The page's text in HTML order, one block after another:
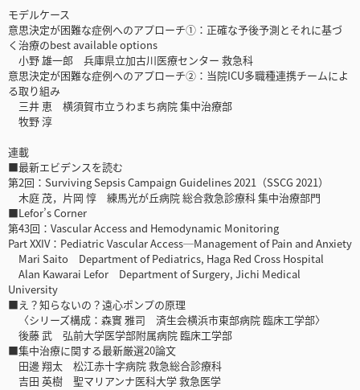
モデルケース
意思決定が困難な症例へのアプローチ①：正確な予後予測とそれに基づ
く治療のbest available options
小野 雄一郎 兵庫県立加古川医療センター 救急科
意思決定が困難な症例へのアプローチ②：当院ICU多職種連携チームによ
る取り組み
三井 恵 横須賀市立うわまち病院 集中治療部
牧野 淳
連載
■最新エビデンスを読む
第2回：Surviving Sepsis Campaign Guidelines 2021（SSCG 2021）
木庭 茂，片岡 惇 練馬光が丘病院 総合救急診療科 集中治療部門
■Lefor’s Corner
第43回：Vascular Access and Hemodynamic Monitoring
Part XXIV：Pediatric Vascular Access─Management of Pain and Anxiety
Mari Saito Department of Pediatrics, Haga Red Cross Hospital
Alan Kawarai Lefor Department of Surgery, Jichi Medical
University
■え？知らないの？遠心ポンプの原理
〈シリーズ構成：森實 雅司 済生会横浜市東部病院 臨床工学部〉
後藤 武 弘前大学医学部附属病院 臨床工学部
■集中治療に関する最新厳選20論文
田邊 翔太 松江赤十字病院 救急総合診療科
吉田 英樹 聖マリアンナ医科大学 救急医学